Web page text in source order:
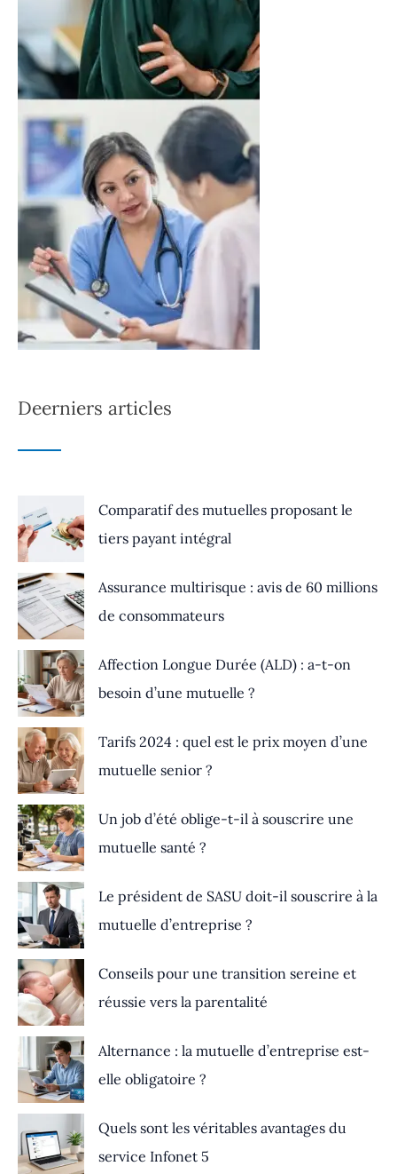
Deerniers articles
Comparatif des mutuelles proposant le
tiers payant intégral
Assurance multirisque : avis de 60 millions
de consommateurs
Affection Longue Durée (ALD) : a-t-on
besoin d’une mutuelle ?
Tarifs 2024 : quel est le prix moyen d’une
mutuelle senior ?
Un job d’été oblige-t-il à souscrire une
mutuelle santé ?
Le président de SASU doit-il souscrire à la
mutuelle d’entreprise ?
Conseils pour une transition sereine et
réussie vers la parentalité
Alternance : la mutuelle d’entreprise est-
elle obligatoire ?
Quels sont les véritables avantages du
service Infonet 5